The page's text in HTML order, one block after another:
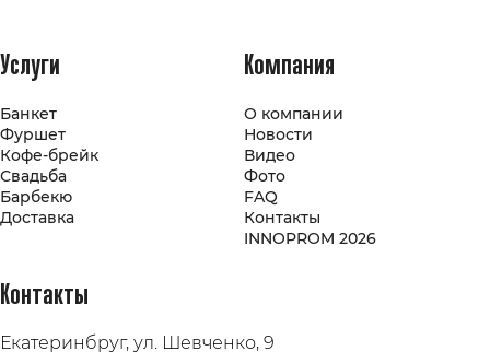
Услуги
Банкет
Фуршет
Кофе-брейк
Свадьба
Барбекю
Доставка
Компания
О компании
Новости
Видео
Фото
FAQ
Контакты
INNOPROM 2026
Контакты
Екатеринбруг, ул. Шевченко, 9